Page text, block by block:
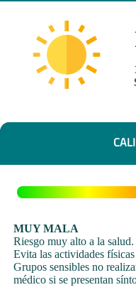
MUY MALA
Riesgo muy alto a la salud.
Evita las actividades
Grupos sensibles no
médico si se presentan